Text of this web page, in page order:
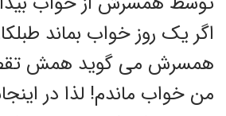
اگر یک روز خواب بماند
همسرش می گوید همش
من خواب ماندم! لذا در